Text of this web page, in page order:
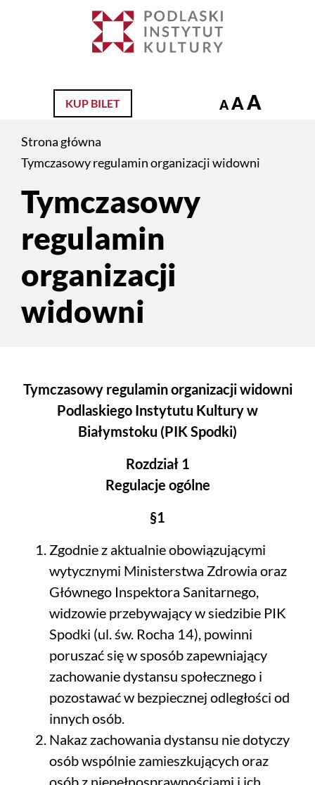
regulamin
organizacji
widowni
KUP BILET A A A
Strona główna
Tymczasowy regulamin organizacji widowni
Treść
stronyTymczasowy
regulamin
organizacji
widowni
Tymczasowy regulamin organizacji widowni
Podlaskiego Instytutu Kultury w
Białymstoku (PIK Spodki)
Rozdział 1
Regulacje ogólne
§1
Zgodnie z aktualnie obowiązującymi
wytycznymi Ministerstwa Zdrowia oraz
Głównego Inspektora Sanitarnego,
widzowie przebywający w siedzibie PIK
Spodki (ul. św. Rocha 14), powinni
poruszać się w sposób zapewniający
zachowanie dystansu społecznego i
pozostawać w bezpiecznej odległości od
innych osób.
Nakaz zachowania dystansu nie dotyczy
osób wspólnie zamieszkujących oraz
osób z niepełnosprawnościami i ich